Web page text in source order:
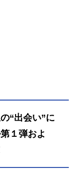
けるために———
年7月5日
・BS朝日ほかキ
菜大津茉里：川
見梨加ルカ：村
智敬大津誠：真
“出会い”に
１弾およ